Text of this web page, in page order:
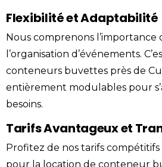
Flexibilité et Adaptabilité
Nous comprenons l’importance
l’organisation d’événements.
conteneurs buvettes près de
entièrement modulables pour
besoins.
Tarifs Avantageux et
Profitez de nos tarifs
pour la location de conteneur